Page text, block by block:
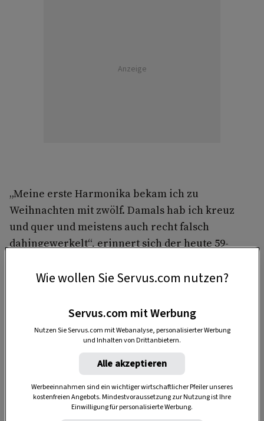
Anzeige
„Meine erste Harmonika bekam ich zu
Weihnachten mit zwölf. Damals hab ich kreuz
und quer und meistens auch recht falsch
dahingewerkelt“, erinnert sich der heute 59-
das Instrument, um dessen Innenleben zu
Doch ich konnte alles wieder zusammen- bauen“,
so Jamnik.
Der Weg zum Instrumentenbauer war also
vorgezeichnet, wenn auch nicht geradlinig. Nach
einer Ausbildung zum Weinbauern und Jahren
als Handelsvertreter und Musikalienhändler
machte sich Jamnik Mitte der 80er als
Wie wollen Sie Servus.com nutzen?
Servus.com mit Werbung
Nutzen Sie Servus.com mit Webanalyse, personalisierter Werbung
und Inhalten von Drittanbietern.
Alle akzeptieren
Werbeeinnahmen sind ein wichtiger wirtschaftlicher Pfeiler unseres
kostenfreien Angebots. Mindestvoraussetzung zur Nutzung ist Ihre
Einwilligung für personalisierte Werbung.